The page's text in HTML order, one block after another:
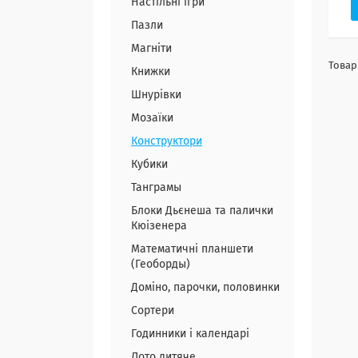
Настільні ігри
Пазли
Магніти
Книжки
Шнурівки
Мозаїки
Конструктори
Кубики
Танграмы
Блоки Дьєнеша та палички
Кюізенера
Математичні планшети
(Геоборды)
Доміно, парочки, половинки
Сортери
Годинники і календарі